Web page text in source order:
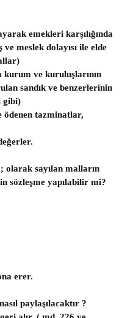
emekleri karşılığında
meslek dolayısı ile elde
kurum ve kuruluşlarının
sandık ve benzerlerinin
gibi)
ödenen tazminatlar,
olarak sayılan malların
sözleşme yapılabilir mi?
erer.
paylaşılacaktır ?